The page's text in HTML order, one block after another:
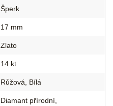
Šperk
17 mm
Zlato
14 kt
Růžová Bílá
Diamant přírodní